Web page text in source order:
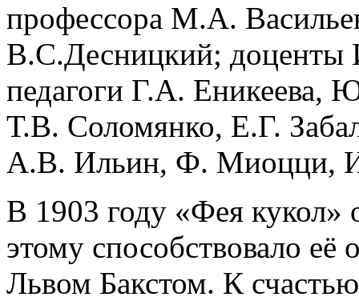
профессора М.А.
В.С.Десницкий;
педагоги Г.А. Еникеева,
Т.В. Соломянко, Е.Г.
А.В. Ильин, Ф. Миоцци,
В 1903 году «Фея кукол»
этому способствовало
Львом Бакстом. К